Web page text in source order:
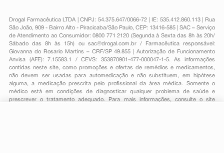
Drogal Farmacêutica LTDA | CNPJ: 54.375.647/0066-72 | IE: 535.412.860.113 | Rua
São João, 909 - Bairro Alto - Piracicaba/São Paulo, CEP: 13416-585 | SAC – Serviço
de Atendimento ao Consumidor: 0800 771 2120 (Segunda à Sexta das 8h às 20h/
Sábado das 8h às 15h) ou sac@drogal.com.br/ Farmacêutica responsável:
Giovanna do Rosario Martins – CRF/SP 49.855 | Autorização de Funcionamento
Anvisa (AFE): 7.15583.1 / CEVS: 353870901-477-000047-1-5. As informações
contidas neste site, como promoções e ofertas de remédios e medicamentos,
não devem ser usadas para automedicação e não substituem, em hipótese
alguma, a medicação prescrita pelo profissional da área médica. Somente o
médico está em condições de diagnosticar qualquer problema de saúde e
prescrever o tratamento adequado. Para mais informações, consulte o site